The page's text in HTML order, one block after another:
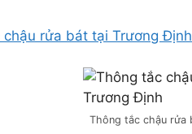
chậu rửa bát tại Trương Định
Thông tắc chậu rửa